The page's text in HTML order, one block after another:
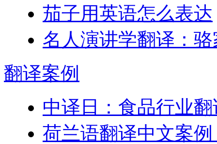
茄子用英语怎么表达
名人演讲学翻译：
翻译案例
中译日：食品行业翻
荷兰语翻译中文案